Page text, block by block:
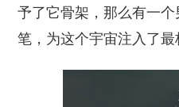
予了它骨架，那么有一
笔，为这个宇宙注入了最